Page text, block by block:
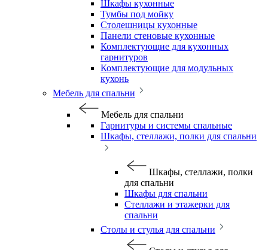
Шкафы кухонные
Тумбы под мойку
Столешницы кухонные
Панели стеновые кухонные
Комплектующие для кухонных
гарнитуров
Комплектующие для модульных
кухонь
Мебель для спальни
Мебель для спальни
Гарнитуры и системы спальные
Шкафы, стеллажи, полки для спальни
Шкафы, стеллажи, полки
для спальни
Шкафы для спальни
Стеллажи и этажерки для
спальни
Столы и стулья для спальни